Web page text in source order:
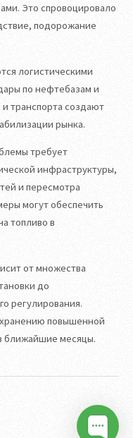
Это спровоцировало
подорожание
логистическими
по нефтебазам и
транспорта создают
рынка.
требует
инфраструктуры,
и пересмотра
могут обеспечить
топливо в
от множества
до
регулирования.
повышенной
ближайшие месяцы.